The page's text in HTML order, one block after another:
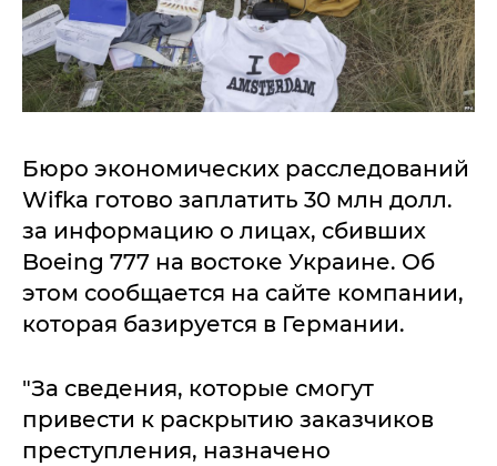
Бюро экономических расследований
Wifka готово заплатить 30 млн долл.
за информацию о лицах, сбивших
Boeing 777 на востоке Украине. Об
этом сообщается на сайте компании,
которая базируется в Германии.
"За сведения, которые смогут
привести к раскрытию заказчиков
преступления, назначено